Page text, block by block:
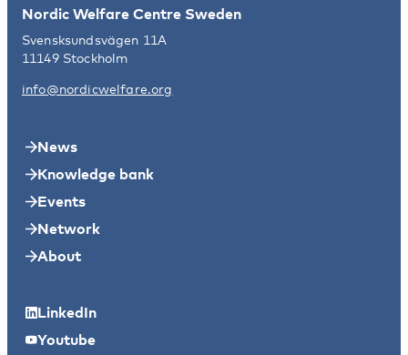
Nordic Welfare Centre Sweden
Svensksundsvägen 11A
11149 Stockholm
info@nordicwelfare.org
News
Knowledge bank
Events
Network
About
LinkedIn
Youtube